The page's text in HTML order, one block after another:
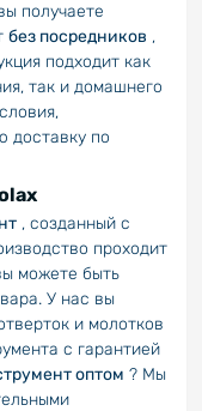
получаете
без посредников ,
подходит как
так и домашнего
доставку по
, созданный с
проходит
можете быть
У нас вы
и молотков
с гарантией
оптом ? Мы